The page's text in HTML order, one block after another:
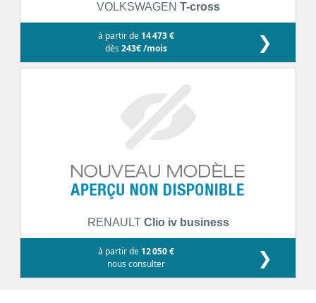
VOLKSWAGEN T-cross
à partir de 14 473 €
dès243€ /mois ❯
RENAULT Clio iv business
à partir de 12 050 €
nous consulter
❯